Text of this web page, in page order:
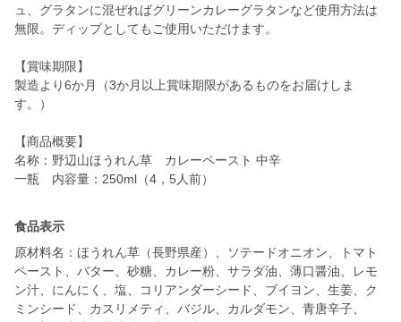
ュ、グラタンに混ぜればグリーンカレーグラタンなど使用方法は
無限。ディップとしてもご使用いただけます。
【賞味期限】
製造より6か月（3か月以上賞味期限があるものをお届けしま
す。）
【商品概要】
名称：野辺山ほうれん草 カレーペースト 中辛
食品表示
原材料名：ほうれん草（長野県産）、ソテードオニオン、トマト
ペースト、バター、砂糖、カレー粉、サラダ油、薄口醤油、レモ
ン汁、にんにく、塩、コリアンダーシード、ブイヨン、生姜、ク
ミンシード、カスリメティ、バジル、カルダモン、青唐辛子、